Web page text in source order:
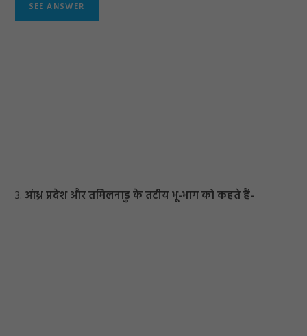
3. आंध्र प्रदेश और तमिलनाडु के तटीय भू-भाग को कहते हैं-